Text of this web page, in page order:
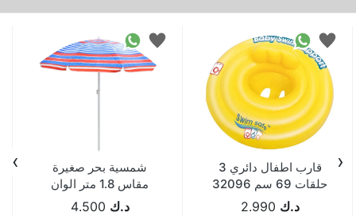
قارب اطفال دائري 3
حلقات 69 سم 32096
د.ك 2.990
شمسية بحر صغيرة
مقاس 1.8 متر الوان
مختلفة AF 17-553
د.ك 4.500
‹
›